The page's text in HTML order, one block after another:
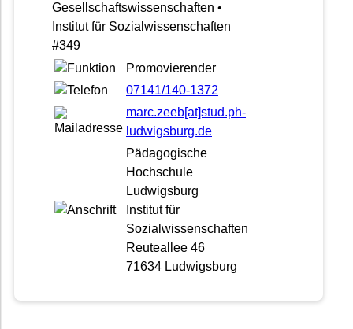
Gesellschaftswissenschaften •
Institut für Sozialwissenschaften
#349
Promovierender
07141/140-1372
marc.zeeb[at]stud.ph-
ludwigsburg.de
Pädagogische
Hochschule
Ludwigsburg
Institut für
Sozialwissenschaften
Reuteallee 46
71634 Ludwigsburg